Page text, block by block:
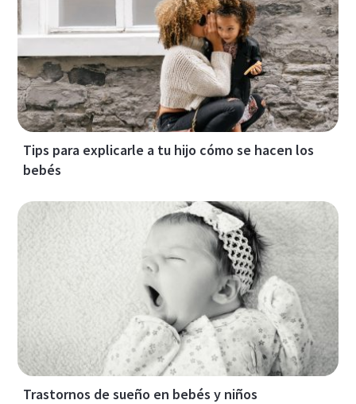
Tips para explicarle a tu hijo cómo se hacen los
bebés
Trastornos de sueño en bebés y niños